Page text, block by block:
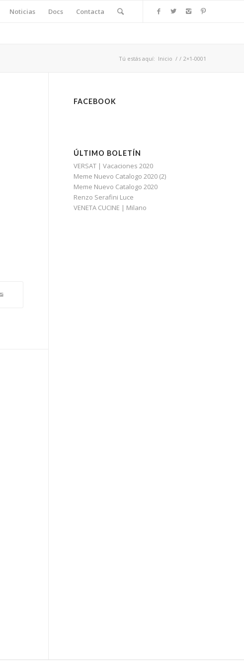
Noticias Docs Contacta
Tú estás aquí: Inicio / / 2×1-0001
FACEBOOK
ÚLTIMO BOLETÍN
VERSAT | Vacaciones 2020
Meme Nuevo Catalogo 2020 (2)
Meme Nuevo Catalogo 2020
Renzo Serafini Luce
VENETA CUCINE | Milano